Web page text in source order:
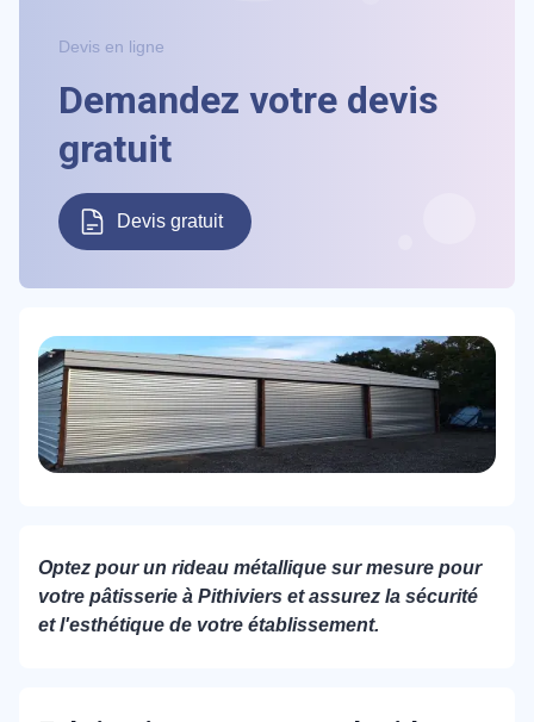
Devis en ligne
Demandez votre devis
gratuit
Devis gratuit
Optez pour un rideau métallique sur mesure pour
votre pâtisserie à Pithiviers et assurez la sécurité
et l'esthétique de votre établissement.